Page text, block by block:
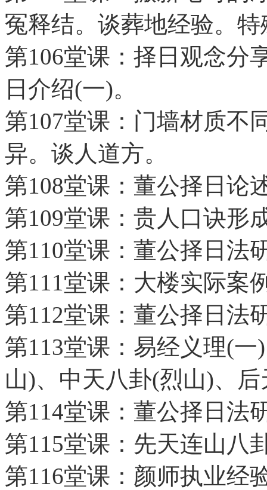
冤释结。谈葬地经验。
第106堂课：择日观念分
日介绍(一)。
第107堂课：门墙材质不
异。谈人道方。
第108堂课：董公择日论
第109堂课：贵人口诀形
第110堂课：董公择日法
第111堂课：大楼实际案
第112堂课：董公择日法
第113堂课：易经义理(
山)、中天八卦(烈山)、
第114堂课：董公择日法
第115堂课：先天连山八
第116堂课：颜师执业经